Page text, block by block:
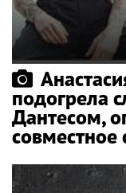
подогрела
Дантесом,
совместное